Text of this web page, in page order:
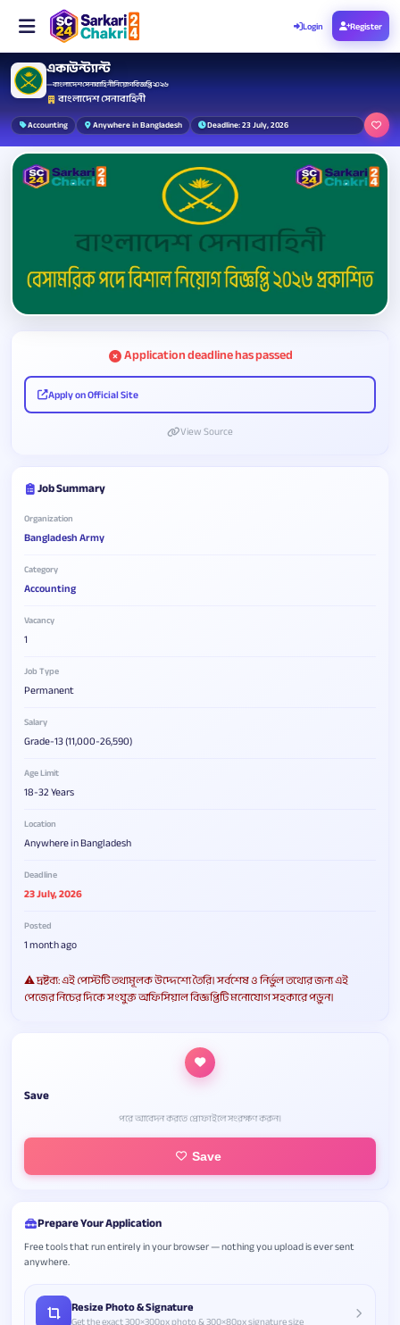
Login Register
একাউন্ট্যান্ট
— বাংলাদেশ সেনাবাহিনী নিয়োগ বিজ্ঞপ্তি ২০২৬
বাংলাদেশ সেনাবাহিনী
Accounting Anywhere in Bangladesh Deadline: 23 July, 2026
Application deadline has passed
Apply on Official Site
View Source
Job Summary
Organization
Bangladesh Army
Category
Accounting
Vacancy
1
Job Type
Permanent
Salary
Grade-13 (11,000-26,590)
Age Limit
18-32 Years
Location
Anywhere in Bangladesh
Deadline
23 July, 2026
Posted
1 month ago
⚠️ দ্রষ্টব্য: এই পোস্টটি তথ্যমূলক উদ্দেশ্যে তৈরি। সর্বশেষ ও নির্ভুল তথ্যের জন্য এই
পেজের নিচের দিকে সংযুক্ত অফিসিয়াল বিজ্ঞপ্তিটি মনোযোগ সহকারে পড়ুন।
Save
পরে আবেদন করতে প্রোফাইলে সংরক্ষণ করুন।
Save
Prepare Your Application
Free tools that run entirely in your browser — nothing you upload is ever sent
anywhere.
Resize Photo & Signature